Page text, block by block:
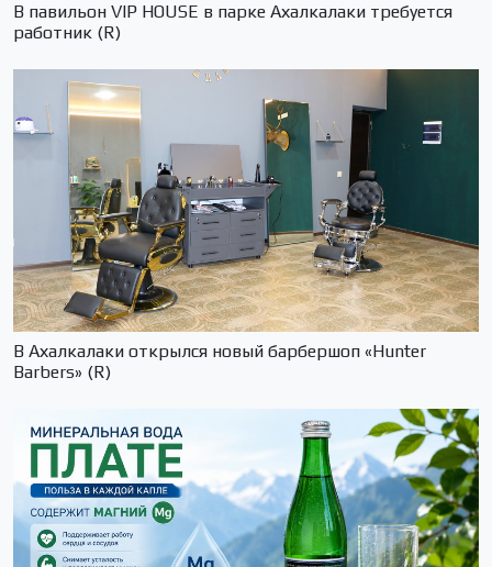
В павильон VIP HOUSE в парке Ахалкалаки требуется
работник (R)
В Ахалкалаки открылся новый барбершоп «Hunter
Barbers» (R)